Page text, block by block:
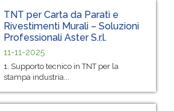
TNT per Carta da Parati e
Rivestimenti Murali – Soluzioni
Professionali Aster S.r.l.
11-11-2025
1. Supporto tecnico in TNT per la
stampa industria...